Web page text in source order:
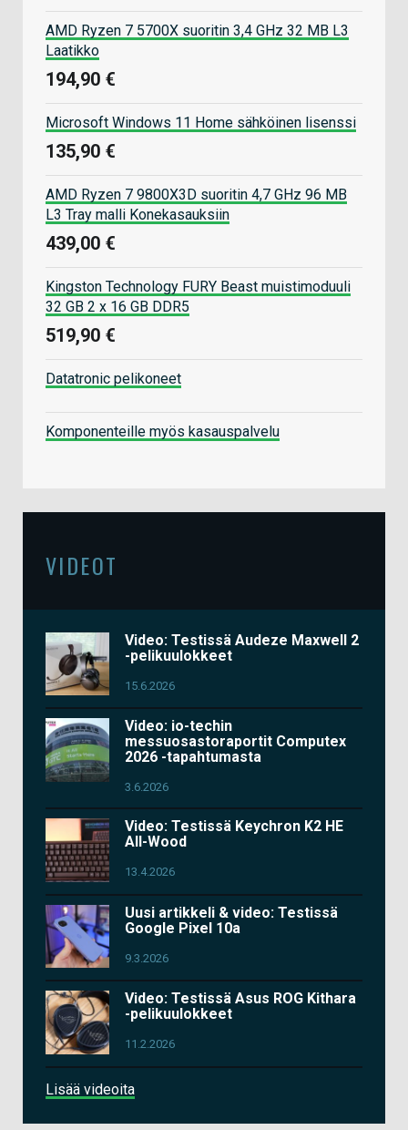
AMD Ryzen 7 5700X suoritin 3,4 GHz 32 MB L3
Laatikko
194,90 €
Microsoft Windows 11 Home sähköinen lisenssi
135,90 €
AMD Ryzen 7 9800X3D suoritin 4,7 GHz 96 MB
L3 Tray malli Konekasauksiin
439,00 €
Kingston Technology FURY Beast muistimoduuli
32 GB 2 x 16 GB DDR5
519,90 €
Datatronic pelikoneet
Komponenteille myös kasauspalvelu
VIDEOT
Video: Testissä Audeze Maxwell 2
-pelikuulokkeet
15.6.2026
Video: io-techin
messuosastoraportit Computex
2026 -tapahtumasta
3.6.2026
Video: Testissä Keychron K2 HE
All-Wood
13.4.2026
Uusi artikkeli & video: Testissä
Google Pixel 10a
9.3.2026
Video: Testissä Asus ROG Kithara
-pelikuulokkeet
11.2.2026
Lisää videoita